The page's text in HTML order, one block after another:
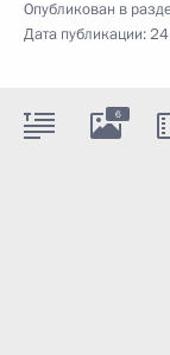
Опубликован в
Дата публикации:24
6